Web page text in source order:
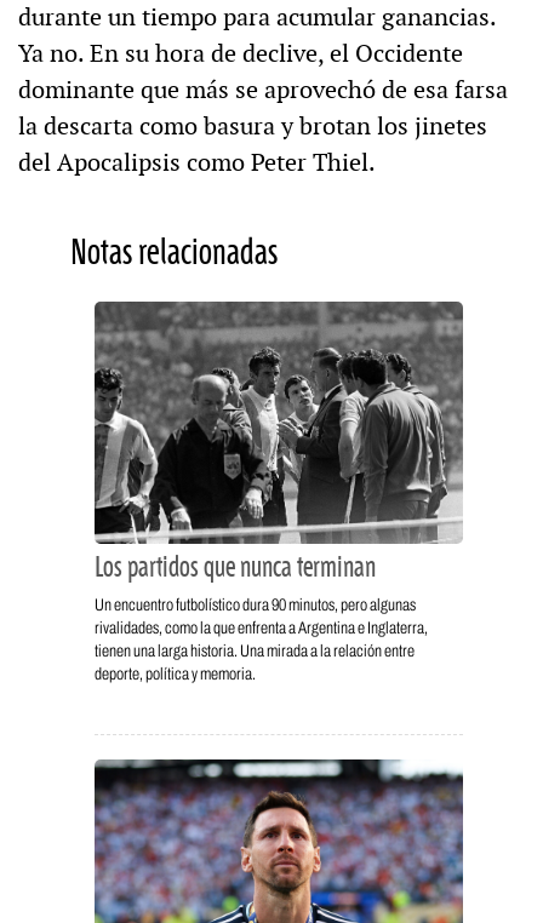
durante un tiempo para acumular ganancias.
Ya no. En su hora de declive, el Occidente
dominante que más se aprovechó de esa farsa
la descarta como basura y brotan los jinetes
del Apocalipsis como Peter Thiel.
Notas relacionadas
Los partidos que nunca terminan
Un encuentro futbolístico dura 90 minutos, pero algunas
rivalidades, como la que enfrenta a Argentina e Inglaterra,
tienen una larga historia. Una mirada a la relación entre
deporte, política y memoria.